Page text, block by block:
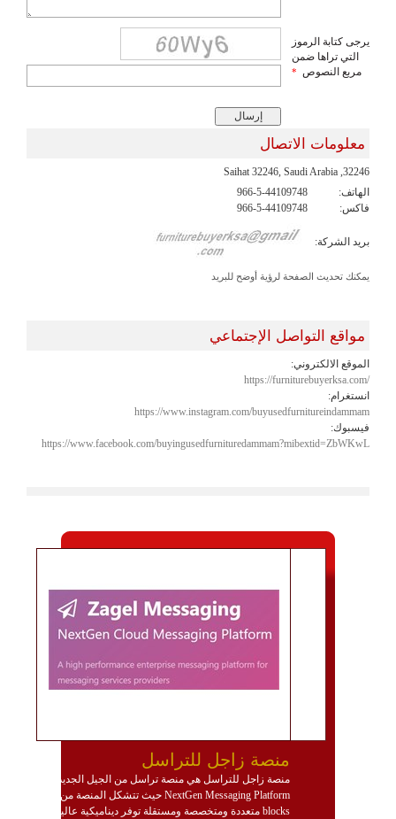
يرجى كتابة الرموز
التي تراها ضمن
مربع النصوص *
معلومات الاتصال
32246, Saihat 32246, Saudi Arabia
الهاتف:
966-5-44109748
فاكس:
966-5-44109748
بريد الشركة:
يمكنك تحديث الصفحة لرؤية أوضح للبريد
مواقع التواصل الإجتماعي
الموقع الالكتروني:
https://furniturebuyerksa.com/
انستغرام:
https://www.instagram.com/buyusedfurnitureindammam
فيسبوك:
https://www.facebook.com/buyingusedfurnituredammam?mibextid=ZbWKwL
منصة زاجل للتراسل
منصة زاجل للتراسل هي منصة تراسل من الجيل الجديد
NextGen Messaging Platform حيث تتشكل المنصة من
blocks متعددة ومتخصصة ومستقلة توفر ديناميكية عالية